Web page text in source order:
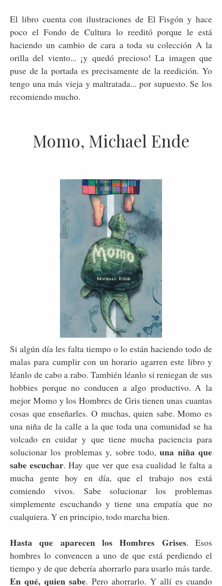
El libro cuenta con ilustraciones de El Fisgón y hace
poco el Fondo de Cultura lo reeditó porque le está
haciendo un cambio de cara a toda su colección A la
orilla del viento... ¡y quedó precioso! La imagen que
puse de la portada es precisamente de la reedición. Yo
tengo una más vieja y maltratada... por supuesto. Se los
recomiendo mucho.
Momo, Michael Ende
Si algún día les falta tiempo o lo están haciendo todo de
malas para cumplir con un horario agarren este libro y
léanlo de cabo a rabo. También léanlo si reniegan de sus
hobbies porque no conducen a algo productivo. A la
mejor Momo y los Hombres de Gris tienen unas cuantas
cosas que enseñarles. O muchas, quien sabe. Momo es
una niña de la calle a la que toda una comunidad se ha
volcado en cuidar y que tiene mucha paciencia para
solucionar los problemas y, sobre todo,una niña que
sabe escuchar. Hay que ver que esa cualidad le falta a
mucha gente hoy en día, que el trabajo nos está
comiendo vivos. Sabe solucionar los problemas
simplemente escuchando y tiene una empatía que no
cualquiera. Y en principio, todo marcha bien.
Hasta que aparecen los Hombres Grises. Esos
hombres lo convencen a uno de que está perdiendo el
tiempo y de que debería ahorrarlo para usarlo más tarde.
En qué, quien sabe. Pero ahorrarlo. Y allí es cuando